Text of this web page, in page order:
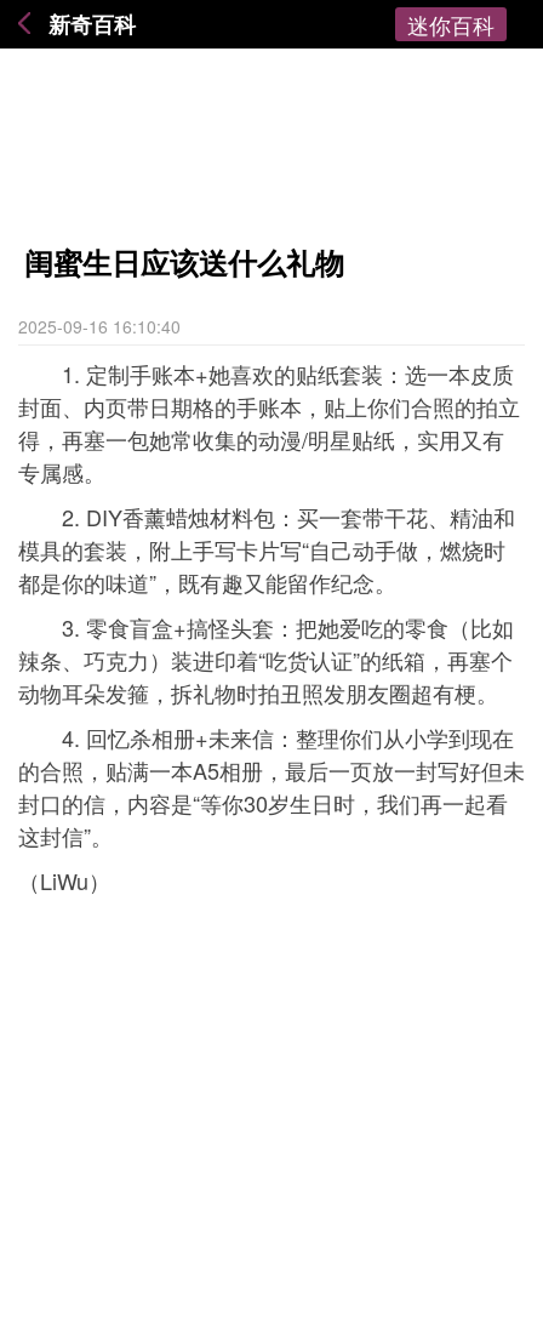
新奇百科 迷你百科
闺蜜生日应该送什么礼物
2025-09-16 16:10:40
1. 定制手账本+她喜欢的贴纸套装：选一本皮质
封面、内页带日期格的手账本，贴上你们合照的拍立
得，再塞一包她常收集的动漫/明星贴纸，实用又有
专属感。
2. DIY香薰蜡烛材料包：买一套带干花、精油和
模具的套装，附上手写卡片写“自己动手做，燃烧时
都是你的味道”，既有趣又能留作纪念。
3. 零食盲盒+搞怪头套：把她爱吃的零食（比如
辣条、巧克力）装进印着“吃货认证”的纸箱，再塞个
动物耳朵发箍，拆礼物时拍丑照发朋友圈超有梗。
4. 回忆杀相册+未来信：整理你们从小学到现在
的合照，贴满一本A5相册，最后一页放一封写好但未
封口的信，内容是“等你30岁生日时，我们再一起看
这封信”。
（LiWu）